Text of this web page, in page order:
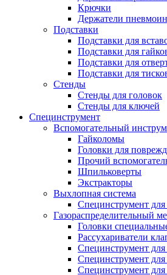
Крючки
Держатели
Подставки
Подставки для
Подставки для
Подставки для
Подставки для
Стенды
Стенды для головок
Стенды для ключей
Специнструмент
Вспомогательный
Гайколомы
Головки для
Прочий
Шпильковерты
Экстракторы
Выхлопная система
Специнструмент
Газораспределительный
Головки
Рассухариватели
Специнструмент для
Специнструмент
Специнструмент для